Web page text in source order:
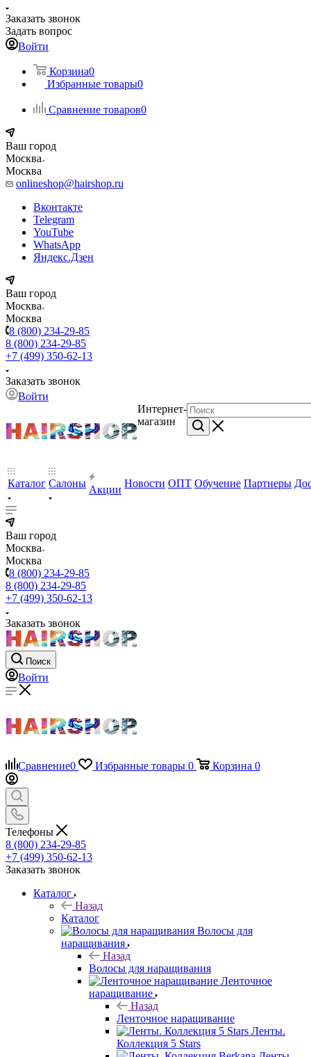
Заказать звонок
Задать вопрос
Войти
Корзина0
Избранные товары0
Сравнение товаров0
Ваш город
Москва
Москва
onlineshop@hairshop.ru
Вконтакте
Telegram
YouTube
WhatsApp
Яндекс.Дзен
Ваш город
Москва
Москва
8 (800) 234-29-85
8 (800) 234-29-85
+7 (499) 350-62-13
Заказать звонок
Войти
Интернет-
магазин
Каталог Салоны
Акции
Новости ОПТ Обучение Партнеры
Ваш город
Москва
Москва
8 (800) 234-29-85
8 (800) 234-29-85
+7 (499) 350-62-13
Заказать звонок
Поиск
Войти
Сравнение0 Избранные товары 0 Корзина 0
Телефоны
8 (800) 234-29-85
+7 (499) 350-62-13
Заказать звонок
Каталог
Назад
Каталог
Волосы для
наращивания
Назад
Волосы для наращивания
Ленточное
наращивание
Назад
Ленточное наращивание
Ленты.
Коллекция 5 Stars